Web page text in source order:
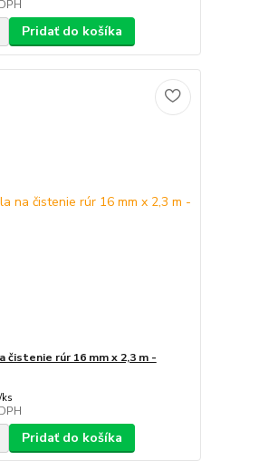
Pridať do košíka
čistenie rúr 16 mm x 2,3 m -
ks
Pridať do košíka